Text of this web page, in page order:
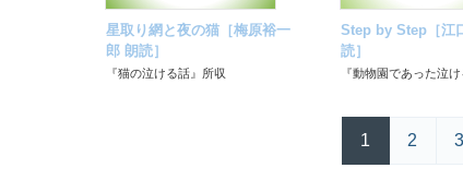
星取り網と夜の猫［梅原裕一
郎 朗読］
『猫の泣ける話』所収
Step by Step［江
読］
『動物園であった泣
1 2 3